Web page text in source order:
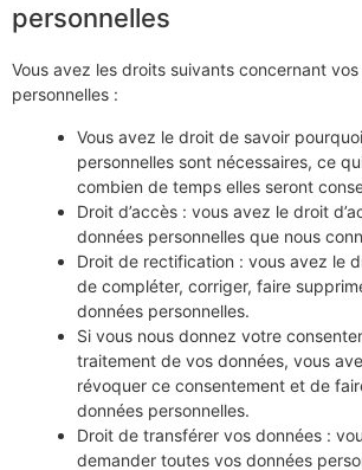
personnelles
Vous avez les droits suivants concernant
personnelles :
Vous avez le droit de savoir
personnelles sont nécessaires, ce
combien de temps elles seront
Droit d’accès : vous avez le droit
données personnelles que nous
Droit de rectification : vous avez le
de compléter, corriger, faire
données personnelles.
Si vous nous donnez votre
traitement de vos données, vous
révoquer ce consentement et de
données personnelles.
Droit de transférer vos données :
demander toutes vos données